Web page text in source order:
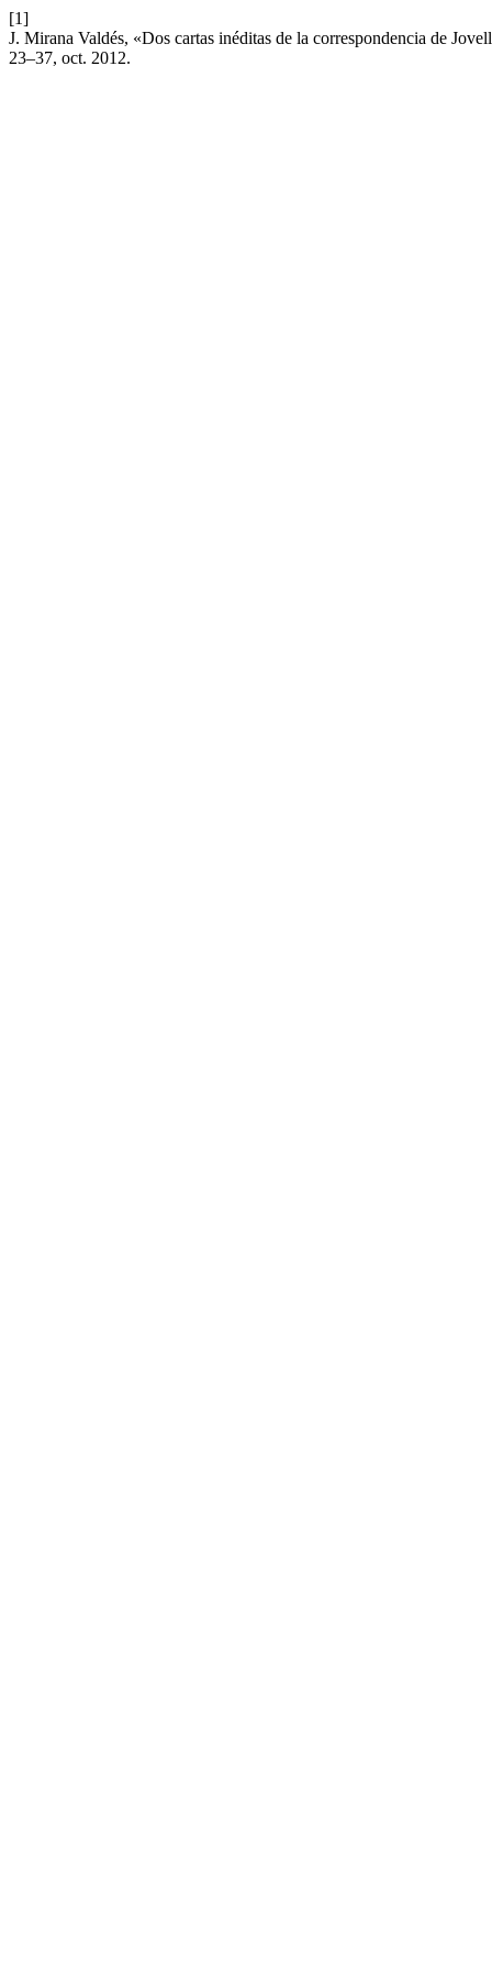
[1]
J. Mirana Valdés, «Dos cartas inéditas de la correspondencia de
23–37, oct. 2012.